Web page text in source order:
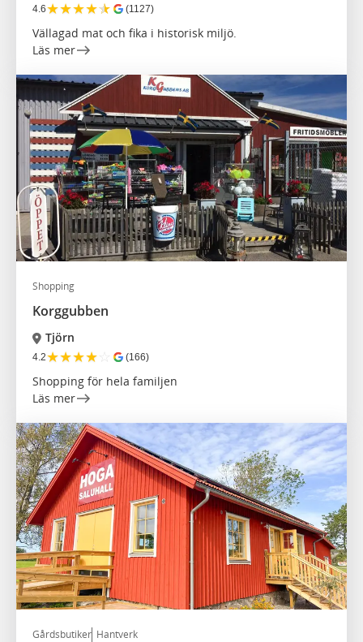
4.6★★★★★ (1127)
Vällagad mat och fika i historisk miljö.
Läs mer
Shopping
Korggubben
Tjörn
4.2★★★★☆ (166)
Shopping för hela familjen
Läs mer
Gårdsbutiker Hantverk